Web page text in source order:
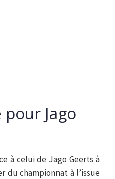
Jago
à celui de Jago Geerts à
du championnat à l’issue